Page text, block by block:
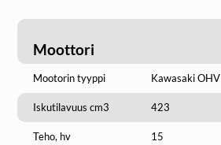
Moottori
Mootorin tyyppi Kawasaki OHV
Iskutilavuus cm3 423
Teho, hv 15